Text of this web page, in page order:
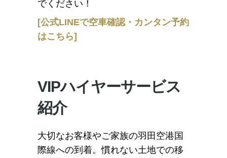
でください！
[公式LINEで空車確認・カンタン予約
はこちら]
VIPハイヤーサービス
紹介
大切なお客様やご家族の羽田空港国
際線への到着。慣れない土地での移